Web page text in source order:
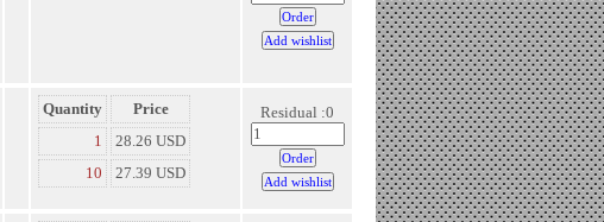
Quantity
Price
1
28.26 USD
10
27.39 USD
Residual :0